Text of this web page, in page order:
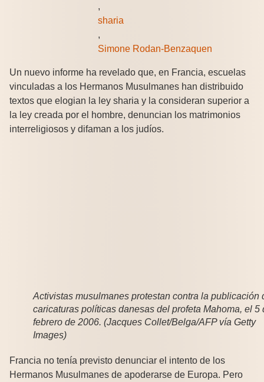
,
sharia
,
Simone Rodan-Benzaquen
Un nuevo informe ha revelado que, en Francia, escuelas
vinculadas a los Hermanos Musulmanes han distribuido
textos que elogian la ley sharia y la consideran superior a
la ley creada por el hombre, denuncian los matrimonios
interreligiosos y difaman a los judíos.
Activistas musulmanes protestan contra la publicación
caricaturas políticas danesas del profeta Mahoma, el 5
febrero de 2006. (Jacques Collet/Belga/AFP vía Getty
Images)
Francia no tenía previsto denunciar el intento de los
Hermanos Musulmanes de apoderarse de Europa. Pero